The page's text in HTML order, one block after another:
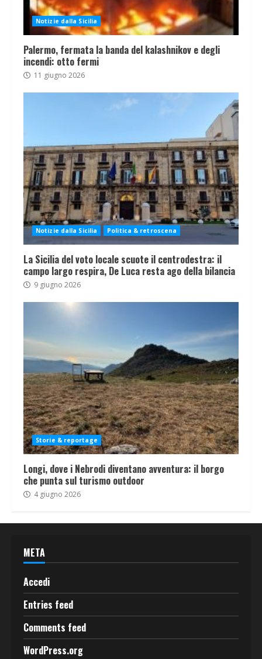
Notizie dalla Sicilia
Palermo, fermata la banda del kalashnikov e degli
incendi: otto fermi
11 giugno 2026
Notizie dalla Sicilia Politica & retroscena
La Sicilia del voto locale scuote il centrodestra: il
campo largo respira, De Luca resta ago della bilancia
9 giugno 2026
Storie & reportage
Longi, dove i Nebrodi diventano avventura: il borgo
che punta sul turismo outdoor
4 giugno 2026
META
Accedi
Entries feed
Comments feed
WordPress.org